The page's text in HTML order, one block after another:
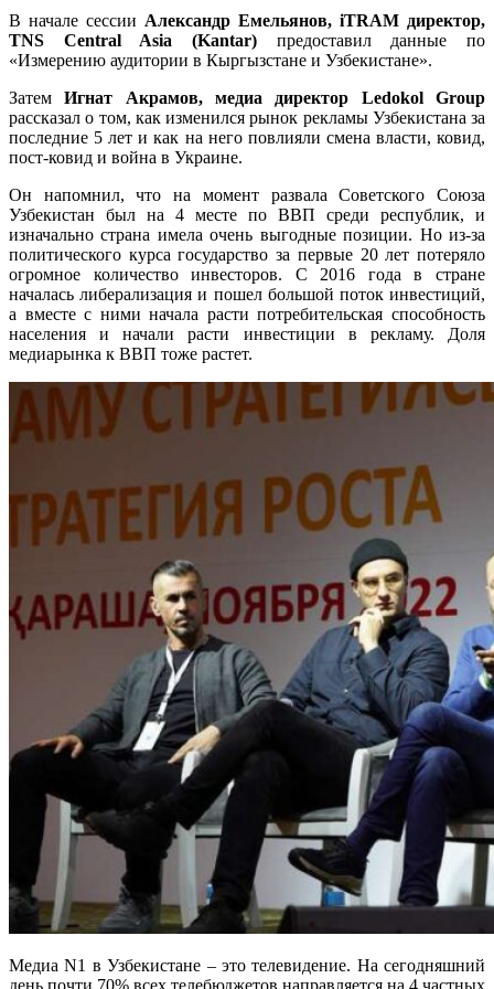
В начале сессии Александр Емельянов, iTRAM директор,
TNS Central Asia (Kantar) предоставил данные по
«Измерению аудитории в Кыргызстане и Узбекистане».
ЗатемИгнат Акрамов, медиа директор Ledokol Group
рассказал о том, как изменился рынок рекламы Узбекистана за
последние 5 лет и как на него повлияли смена власти, ковид,
пост-ковид и война в Украине.
Он напомнил, что на момент развала Советского Союза
Узбекистан был на 4 месте по ВВП среди республик, и
изначально страна имела очень выгодные позиции. Но из-за
политического курса государство за первые 20 лет потеряло
огромное количество инвесторов. С 2016 года в стране
началась либерализация и пошел большой поток инвестиций,
а вместе с ними начала расти потребительская способность
населения и начали расти инвестиции в рекламу. Доля
медиарынка к ВВП тоже растет.
Медиа N1 в Узбекистане – это телевидение. На сегодняшний
день почти 70% всех телебюджетов направляется на 4 частных